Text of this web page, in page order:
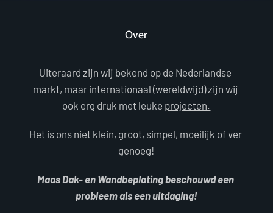
Over
Uiteraard zijn wij bekend op de Nederlandse
markt, maar internationaal (wereldwijd) zijn wij
ook erg druk met leuke projecten.
Het is ons niet klein, groot, simpel, moeilijk of ver
genoeg!
Maas Dak- en Wandbeplating beschouwd een
probleem als een uitdaging!